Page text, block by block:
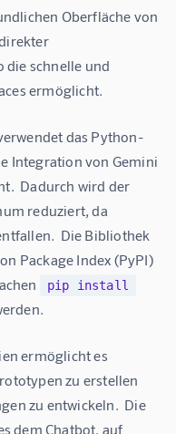
Oberfläche von
die schnelle und
ermöglicht.
das Python-
Integration von Gemini
Dadurch wird der
reduziert, da
Die Bibliothek
Package Index (PyPI)
pip install
ermöglicht es
zu erstellen
zu entwickeln.  Die
dem Chatbot, auf